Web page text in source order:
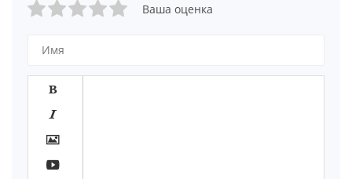
Ваша оценка



